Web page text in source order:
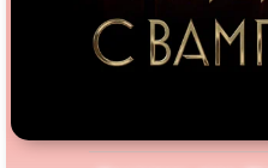
Про животных
Про инопланетян
Про маньяков исерийных